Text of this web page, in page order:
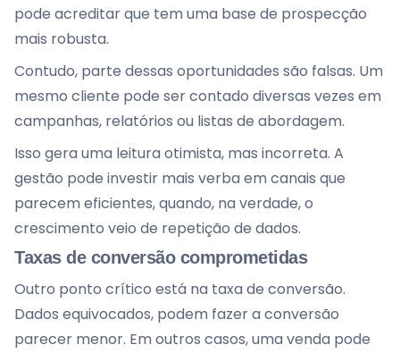
pode acreditar que tem uma base de prospecção
mais robusta.
Contudo, parte dessas oportunidades são falsas. Um
mesmo cliente pode ser contado diversas vezes em
campanhas, relatórios ou listas de abordagem.
Isso gera uma leitura otimista, mas incorreta. A
gestão pode investir mais verba em canais que
parecem eficientes, quando, na verdade, o
crescimento veio de repetição de dados.
Taxas de conversão comprometidas
Outro ponto crítico está na taxa de conversão.
Dados equivocados, podem fazer a conversão
parecer menor. Em outros casos, uma venda pode